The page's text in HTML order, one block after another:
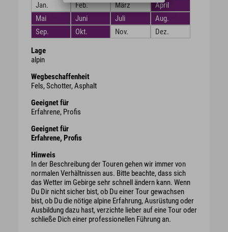
Jan.
Feb. März
April
Mai
Juni Juli
Aug.
Sep.
Okt. Nov. Dez.
Lage
alpin
Wegbeschaffenheit
Fels, Schotter, Asphalt
Geeignet für
Erfahrene, Profis
Geeignet für
Erfahrene, Profis
Hinweis
In der Beschreibung der Touren gehen wir immer von
normalen Verhältnissen aus. Bitte beachte, dass sich
das Wetter im Gebirge sehr schnell ändern kann. Wenn
Du Dir nicht sicher bist, ob Du einer Tour gewachsen
bist, ob Du die nötige alpine Erfahrung, Ausrüstung oder
Ausbildung dazu hast, verzichte lieber auf eine Tour oder
schließe Dich einer professionellen Führung an.